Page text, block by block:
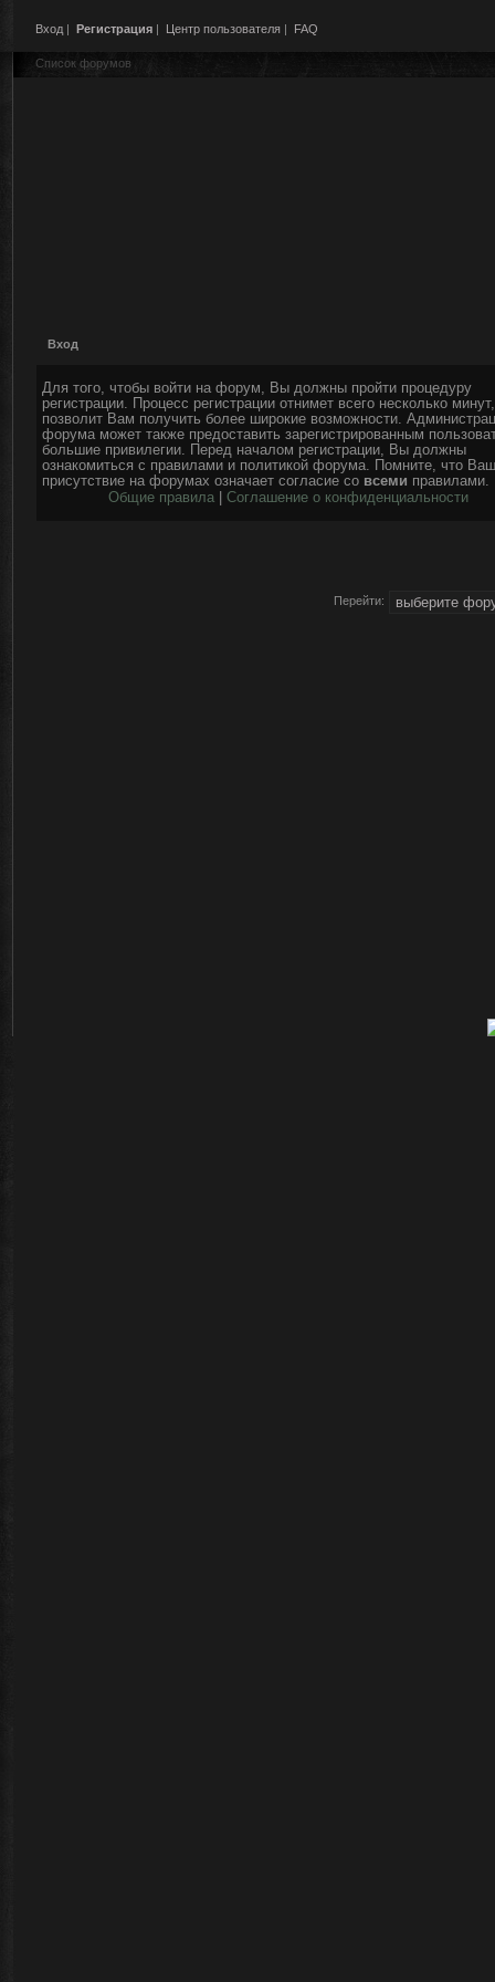
Вход | Регистрация | Центр пользователя | FAQ
Список форумов
Вход
Для того, чтобы войти на форум, Вы должны пройти процедуру
регистрации. Процесс регистрации отнимет всего несколько
позволит Вам получить более широкие возможности.
форума может также предоставить зарегистрированным
большие привилегии. Перед началом регистрации, Вы должны
ознакомиться с правилами и политикой форума. Помните, что
присутствие на форумах означает согласие со всеми правилами.
Общие правила
Соглашение о конфиденциальности
Перейти: